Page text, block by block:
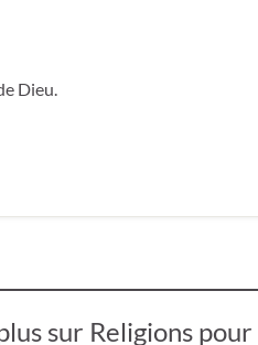
Dieu.
sur Religions pour